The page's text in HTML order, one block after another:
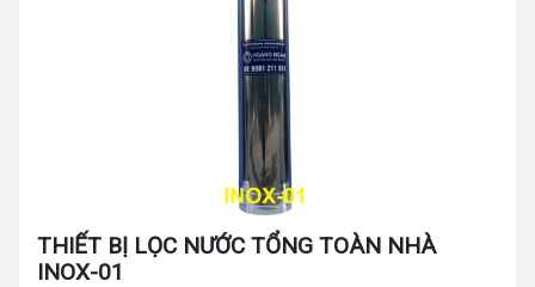
THIẾT BỊ LỌC NƯỚC TỔNG TOÀN NHÀ
INOX-01